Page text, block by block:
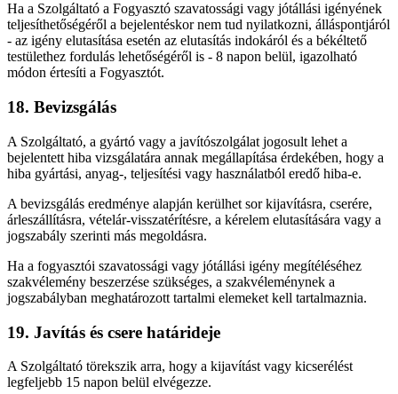
Ha a Szolgáltató a Fogyasztó szavatossági vagy jótállási igényének
teljesíthetőségéről a bejelentéskor nem tud nyilatkozni, álláspontjáról
- az igény elutasítása esetén az elutasítás indokáról és a békéltető
testülethez fordulás lehetőségéről is - 8 napon belül, igazolható
módon értesíti a Fogyasztót.
18. Bevizsgálás
A Szolgáltató, a gyártó vagy a javítószolgálat jogosult lehet a
bejelentett hiba vizsgálatára annak megállapítása érdekében, hogy a
hiba gyártási, anyag-, teljesítési vagy használatból eredő hiba-e.
A bevizsgálás eredménye alapján kerülhet sor kijavításra, cserére,
árleszállításra, vételár-visszatérítésre, a kérelem elutasítására vagy a
jogszabály szerinti más megoldásra.
Ha a fogyasztói szavatossági vagy jótállási igény megítéléséhez
szakvélemény beszerzése szükséges, a szakvéleménynek a
jogszabályban meghatározott tartalmi elemeket kell tartalmaznia.
19. Javítás és csere határideje
A Szolgáltató törekszik arra, hogy a kijavítást vagy kicserélést
legfeljebb 15 napon belül elvégezze.